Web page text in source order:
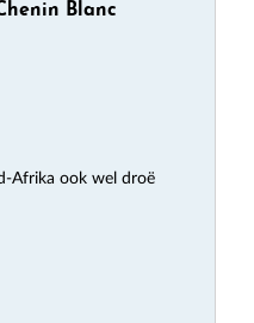
Blanc
Afrika ook wel droë